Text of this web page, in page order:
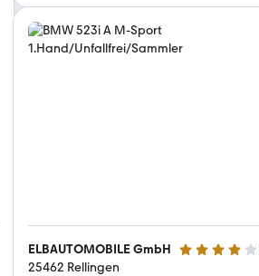
ELBAUTOMOBILE GmbH 4.2 Sterne
25462 Rellingen